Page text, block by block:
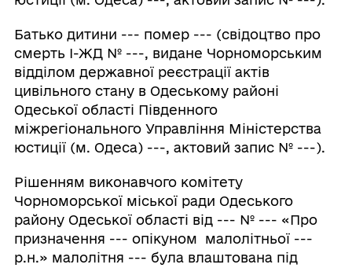
Батько дитини --- помер --- (свідоцтво про
смерть І-ЖД № ---, видане Чорноморським
відділом державної реєстрації актів
цивільного стану в Одеському районі
Одеської області Південного
міжрегіонального Управління Міністерства
юстиції (м. Одеса) ---, актовий запис № ---).
Рішенням виконавчого комітету
Чорноморської міської ради Одеського
району Одеської області від --- № --- «Про
призначення --- опікуном малолітньої ---
р.н.» малолітня --- була влаштована під